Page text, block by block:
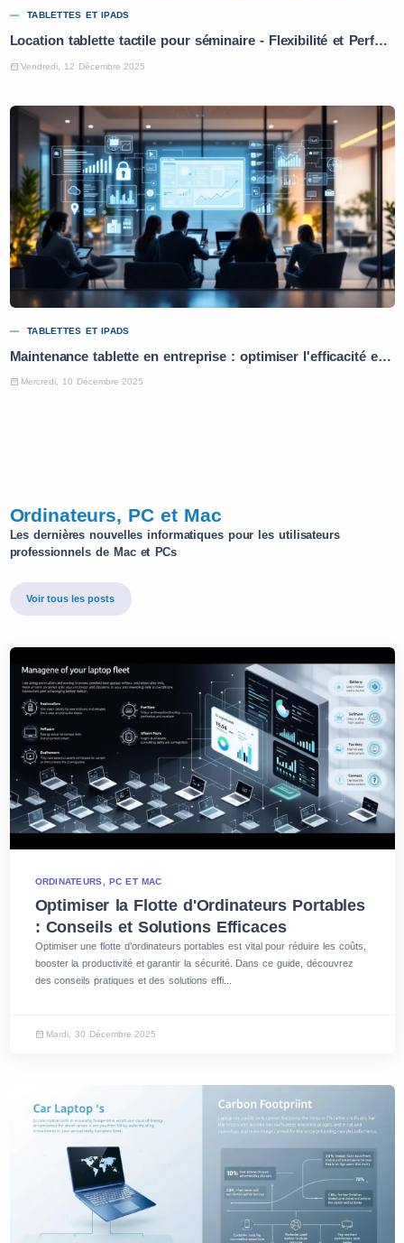
TABLETTES ET IPADS
Location tablette tactile pour séminaire - Flexibilité et Performance
Vendredi, 12 Décembre 2025
TABLETTES ET IPADS
Maintenance tablette en entreprise : optimiser l'efficacité et la productivité
Mercredi, 10 Décembre 2025
Ordinateurs, PC et Mac
Les dernières nouvelles informatiques pour les utilisateurs
professionnels de Mac et PCs
Voir tous les posts
ORDINATEURS, PC ET MAC
Optimiser la Flotte d'Ordinateurs Portables
: Conseils et Solutions Efficaces
Optimiser une flotte d’ordinateurs portables est vital pour réduire les coûts,
booster la productivité et garantir la sécurité. Dans ce guide, découvrez
des conseils pratiques et des solutions effi...
Mardi, 30 Décembre 2025